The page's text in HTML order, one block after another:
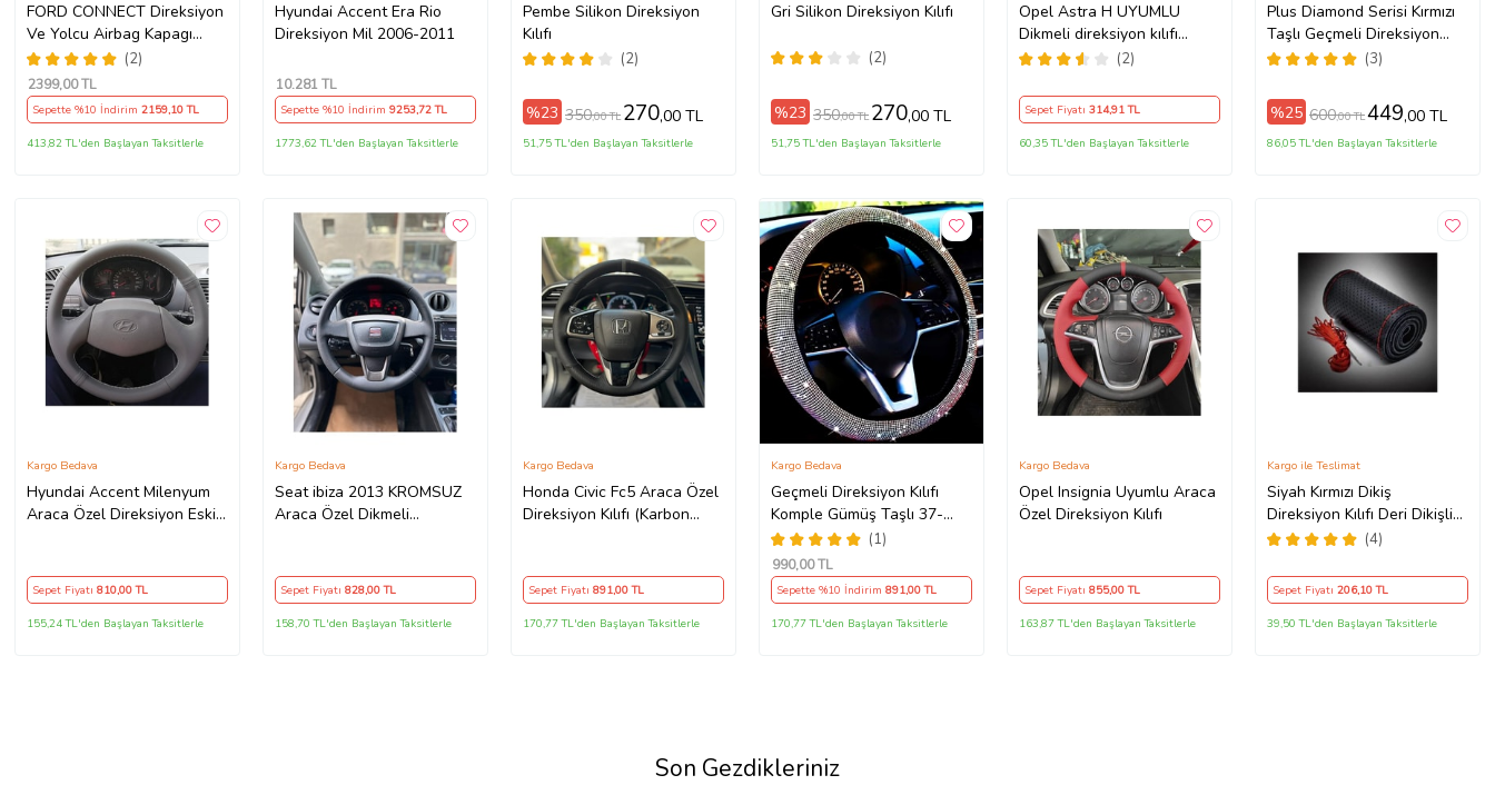
FORD CONNECT Direksiyon
Ve Yolcu Airbag Kapagı
Takım (2009-2014) İthal
Üretim
(2)
2399,00 TL
Sepette %10 İndirim 2159,10 TL
413,82 TL'den Başlayan Taksitlerle
Hyundai Accent Era Rio
Direksiyon Mil 2006-2011
10.281TL
Sepette %10 İndirim 9253,72 TL
1773,62 TL'den Başlayan Taksitlerle
Pembe Silikon Direksiyon
Kılıfı
(2)
%23 350,00 TL 270,00 TL
51,75 TL'den Başlayan Taksitlerle
Gri Silikon Direksiyon Kılıfı
(2)
%23 350,00 TL 270,00 TL
51,75 TL'den Başlayan Taksitlerle
Opel Astra H UYUMLU
Dikmeli direksiyon kılıfı
noktalı alkantra gri yüzüklü (
(2)
Sepet Fiyatı314,91 TL
60,35 TL'den Başlayan Taksitlerle
Plus Diamond Serisi Kırmızı
Taşlı Geçmeli Direksiyon
Kılıfı
(3)
%25 600,00 TL449,00 TL
86,05 TL'den Başlayan Taksitlerle
Hyundai Accent Milenyum
Araca Özel Direksiyon Eski
Kargo Bedava
Sepet Fiyatı 810,00 TL
155,24 TL'den Başlayan Taksitlerle
Seat ibiza 2013 KROMSUZ
Araca Özel Dikmeli
Kargo Bedava
Sepet Fiyatı 828,00 TL
158,70 TL'den Başlayan Taksitlerle
Honda Civic Fc5 Araca Özel
Direksiyon Kılıfı (Karbon
Kargo Bedava
Sepet Fiyatı 891,00 TL
170,77 TL'den Başlayan Taksitlerle
Geçmeli Direksiyon Kılıfı
Komple Gümüş Taşlı 37-
38Cm
(1)
Kargo Bedava
990,00 TL
Sepette %10 İndirim 891,00 TL
170,77 TL'den Başlayan Taksitlerle
Opel Insignia Uyumlu Araca
Özel Direksiyon Kılıfı
Kargo Bedava
Sepet Fiyatı855,00 TL
163,87 TL'den Başlayan Taksitlerle
Siyah Kırmızı Dikiş
Direksiyon Kılıfı Deri Dikişli
Direksiyon Kılıf Kokusuz Kılıf
(4)
Kargo ile Teslimat
Sepet Fiyatı206,10 TL
39,50 TL'den Başlayan Taksitlerle
Son Gezdikleriniz